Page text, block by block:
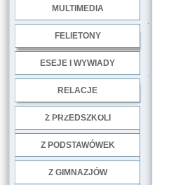
MULTIMEDIA
FELIETONY
ESEJE I WYWIADY
RELACJE
Z PRZEDSZKOLI
Z PODSTAWÓWEK
Z GIMNAZJÓW